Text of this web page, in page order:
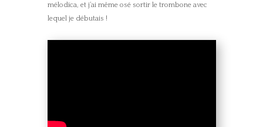
mélodica, et j’ai même osé sortir le trombone avec
lequel je débutais !